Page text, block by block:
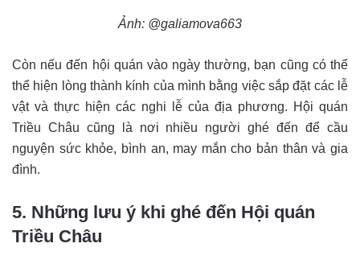
Ảnh: @galiamova663
Còn nếu đến hội quán vào ngày thường, bạn cũng có thể
thể hiện lòng thành kính của mình bằng việc sắp đặt các lễ
vật và thực hiện các nghi lễ của địa phương. Hội quán
Triều Châu cũng là nơi nhiều người ghé đến để cầu
nguyện sức khỏe, bình an, may mắn cho bản thân và gia
đình.
5. Những lưu ý khi ghé đến Hội quán
Triều Châu